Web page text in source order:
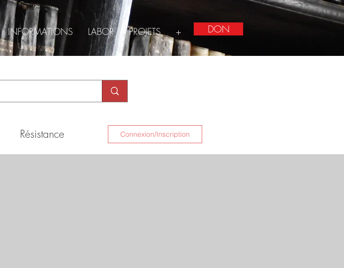
INFORMATIONS LABOR PROJETS + DON
Résistance Connexion/Inscription